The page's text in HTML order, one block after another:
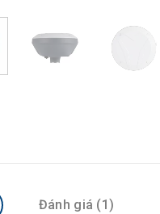
Đánh giá (1)